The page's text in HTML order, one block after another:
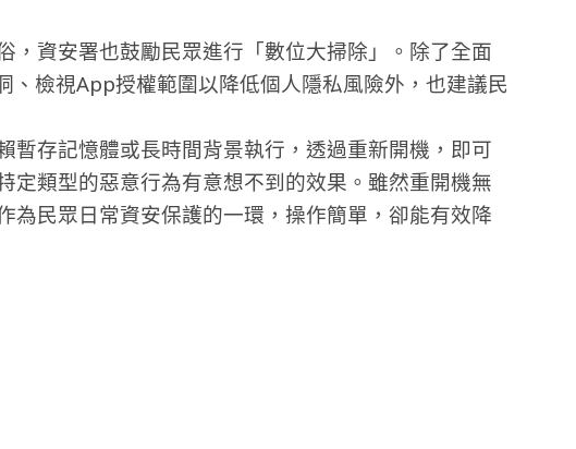
，資安署也鼓勵民眾進行「數位大掃除」。除了全面
、檢視App授權範圍以降低個人隱私風險外，也建議民
暫存記憶體或長時間背景執行，透過重新開機，即可
定類型的惡意行為有意想不到的效果。雖然重開機無
為民眾日常資安保護的一環，操作簡單，卻能有效降